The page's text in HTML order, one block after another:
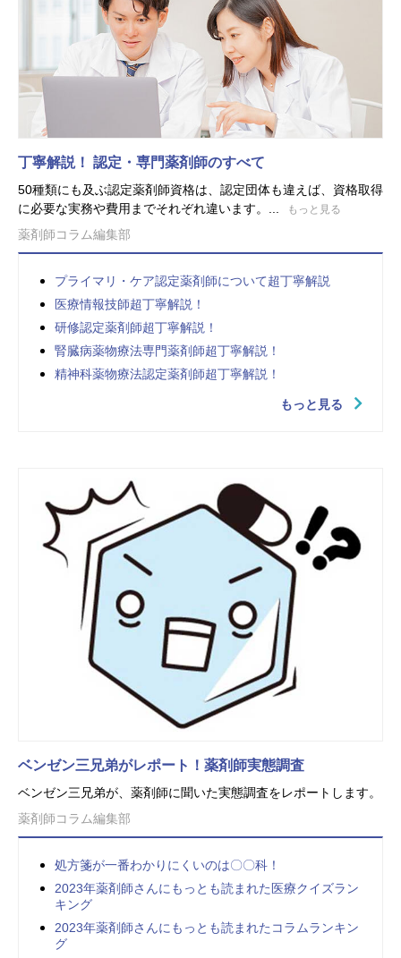
丁寧解説！ 認定・専門薬剤師のすべて
50種類にも及ぶ認定薬剤師資格は、認定団体も違えば、資格取得
に必要な実務や費用までそれぞれ違います。...
もっと見る
薬剤師コラム編集部
プライマリ・ケア認定薬剤師について超丁寧解説
医療情報技師超丁寧解説！
研修認定薬剤師超丁寧解説！
腎臓病薬物療法専門薬剤師超丁寧解説！
精神科薬物療法認定薬剤師超丁寧解説！
もっと見る
ベンゼン三兄弟がレポート！薬剤師実態調査
ベンゼン三兄弟が、薬剤師に聞いた実態調査をレポートします。
薬剤師コラム編集部
処方箋が一番わかりにくいのは〇〇科！
2023年薬剤師さんにもっとも読まれた医療クイズラン
キング
2023年薬剤師さんにもっとも読まれたコラムランキン
グ